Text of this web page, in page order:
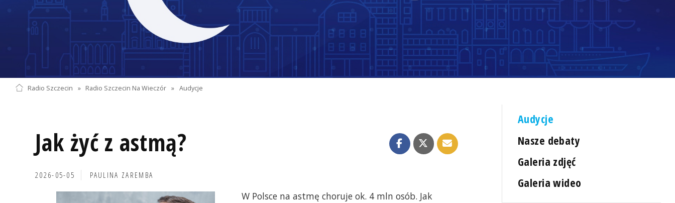
Radio Szczecin » Radio Szczecin Na Wieczór » Audycje
Jak żyć z astmą?
2026-05-05 PAULINA ZAREMBA
W Polsce na astmę choruje ok. 4 mln osób. Jak
Audycje
Nasze debaty
Galeria zdjęć
Galeria wideo